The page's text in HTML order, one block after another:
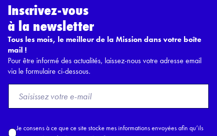
Inscrivez-vous
à la newsletter
Tous les mois, le meilleur de la Mission dans votre boîte
mail !
Pour être informé des actualités, laissez-nous votre adresse email
via le formulaire ci-dessous.
o
E
A Je consens à ce que ce site stocke mes informations envoyées afin qu’ils